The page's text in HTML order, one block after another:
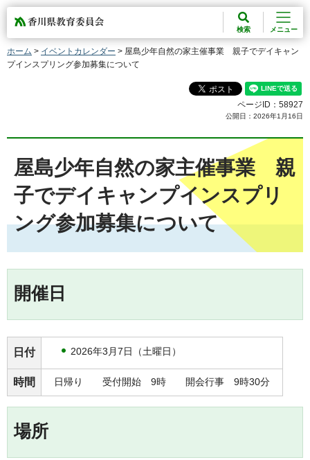
香川県教育委員会
検索 メニュー
ホーム > イベントカレンダー > 屋島少年自然の家主催事業 親子でデイキャン
プインスプリング参加募集について
ページID：58927
公開日：2026年1月16日
屋島少年自然の家主催事業 親
子でデイキャンプインスプリ
ング参加募集について
開催日
日付 2026年3月7日（土曜日）
時間 日帰り 受付開始 9時 開会行事 9時30分
場所